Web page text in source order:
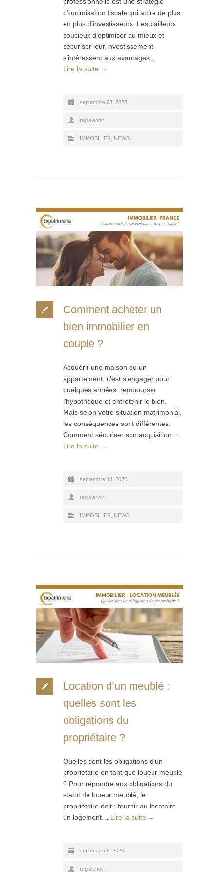
d’optimisation fiscale qui attire de plus
en plus d’investisseurs. Les bailleurs
soucieux d’optimiser au mieux et
sécuriser leur investissement
s’intéressent aux avantages…
Lire la suite →
septembre 23, 2020
regislenoir
IMMOBILIER NEWS
Comment acheter un
bien immobilier en
couple ?
Acquérir une maison ou un
appartement, c’est s’engager pour
quelques années: rembourser
l’hypothèque et entretenir le bien.
Mais selon votre situation matrimonial,
les conséquences sont différentes.
Comment sécuriser son acquisition…
Lire la suite →
septembre 18, 2020
regislenoir
IMMOBILIER NEWS
Location d’un meublé :
quelles sont les
obligations du
propriétaire ?
Quelles sont les obligations d’un
propriétaire en tant que loueur meublé
? Pour répondre aux obligations du
statut de loueur meublé, le
propriétaire doit : fournir au locataire
un logement… Lire la suite →
septembre 8, 2020
regislenoir